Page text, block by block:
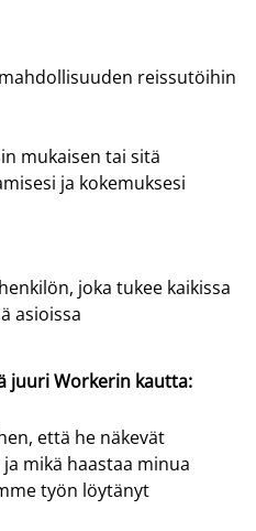
reissutöihin
mukaisen tai sitä
ja kokemuksesi
joka tukee kaikissa
asioissa
juuri Workerin kautta:
että he näkevät
mikä haastaa minua
työn löytänyt